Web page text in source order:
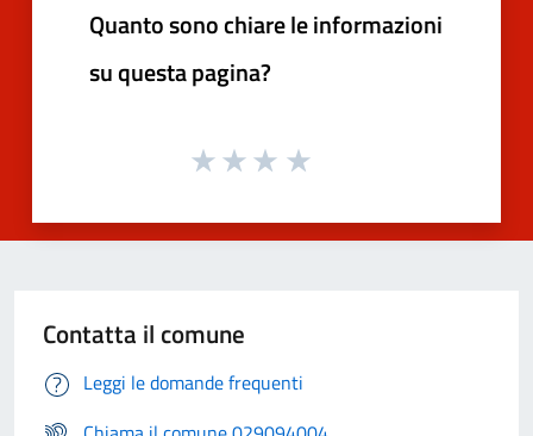
Quanto sono chiare le informazioni
su questa pagina?
Contatta il comune
Leggi le domande frequenti